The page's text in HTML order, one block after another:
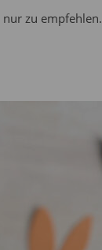
zu empfehlen.